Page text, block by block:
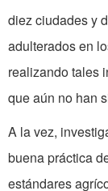
diez ciudades y
adulterados en
realizando tales
que aún no han
A la vez,
buena práctica
estándares